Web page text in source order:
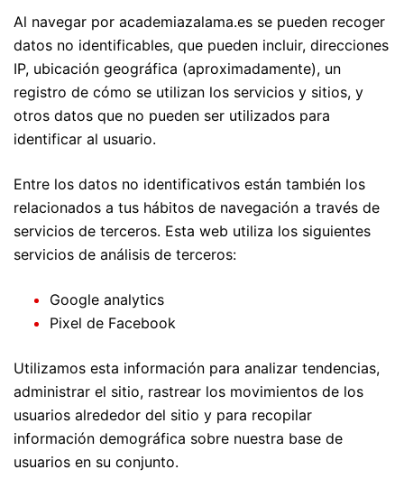
Al navegar por academiazalama.es se pueden recoger
datos no identificables, que pueden incluir, direcciones
IP, ubicación geográfica (aproximadamente), un
registro de cómo se utilizan los servicios y sitios, y
otros datos que no pueden ser utilizados para
identificar al usuario.
Entre los datos no identificativos están también los
relacionados a tus hábitos de navegación a través de
servicios de terceros. Esta web utiliza los siguientes
servicios de análisis de terceros:
Google analytics
Pixel de Facebook
Utilizamos esta información para analizar tendencias,
administrar el sitio, rastrear los movimientos de los
usuarios alrededor del sitio y para recopilar
información demográfica sobre nuestra base de
usuarios en su conjunto.